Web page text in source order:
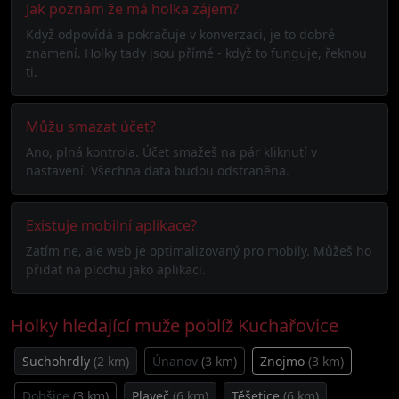
Jak poznám že má holka zájem?
Když odpovídá a pokračuje v konverzaci, je to dobré
znamení. Holky tady jsou přímé - když to funguje, řeknou
ti.
Můžu smazat účet?
Ano, plná kontrola. Účet smažeš na pár kliknutí v
nastavení. Všechna data budou odstraněna.
Existuje mobilní aplikace?
Zatím ne, ale web je optimalizovaný pro mobily. Můžeš ho
přidat na plochu jako aplikaci.
Holky hledající muže poblíž Kuchařovice
Suchohrdly (2 km) Únanov (3 km) Znojmo (3 km)